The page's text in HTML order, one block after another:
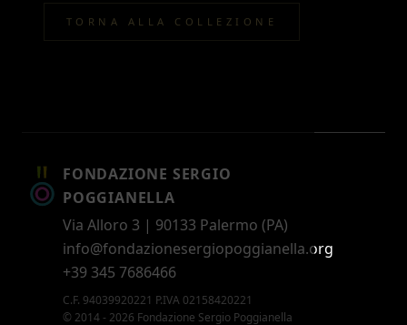
TORNA ALLA COLLEZIONE
FONDAZIONE SERGIO
POGGIANELLA
Via Alloro 3 | 90133 Palermo (PA)
info@fondazionesergiopoggianella.org
+39 345 7686466
C.F. 94039920221 P.IVA 02158420221
© 2014 - 2026 Fondazione Sergio Poggianella